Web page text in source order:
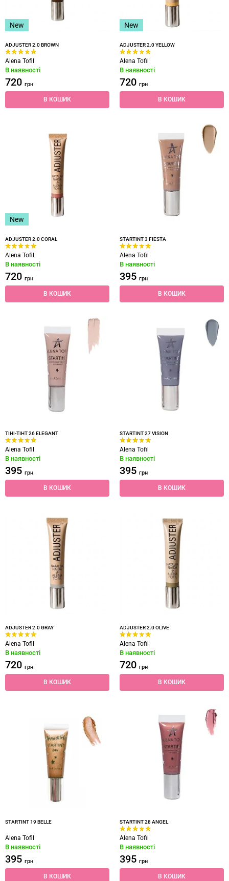
New
ADJUSTER 2.0 BROWN
Alena Tofil
В наявності
720 грн
В КОШИК
New
ADJUSTER 2.0 YELLOW
Alena Tofil
В наявності
720 грн
В КОШИК
New
ADJUSTER 2.0 CORAL
Alena Tofil
В наявності
720 грн
В КОШИК
STARTINT 3 FIESTA
Alena Tofil
В наявності
395 грн
В КОШИК
ТІНІ-ТІНТ 26 ELEGANT
Alena Tofil
В наявності
395 грн
В КОШИК
STARTINT 27 VISION
Alena Tofil
В наявності
395 грн
В КОШИК
ADJUSTER 2.0 GRAY
Alena Tofil
В наявності
720 грн
В КОШИК
ADJUSTER 2.0 OLIVE
Alena Tofil
В наявності
720 грн
В КОШИК
STARTINT 19 BELLE
Alena Tofil
В наявності
395 грн
В КОШИК
STARTINT 28 ANGEL
Alena Tofil
В наявності
395 грн
В КОШИК